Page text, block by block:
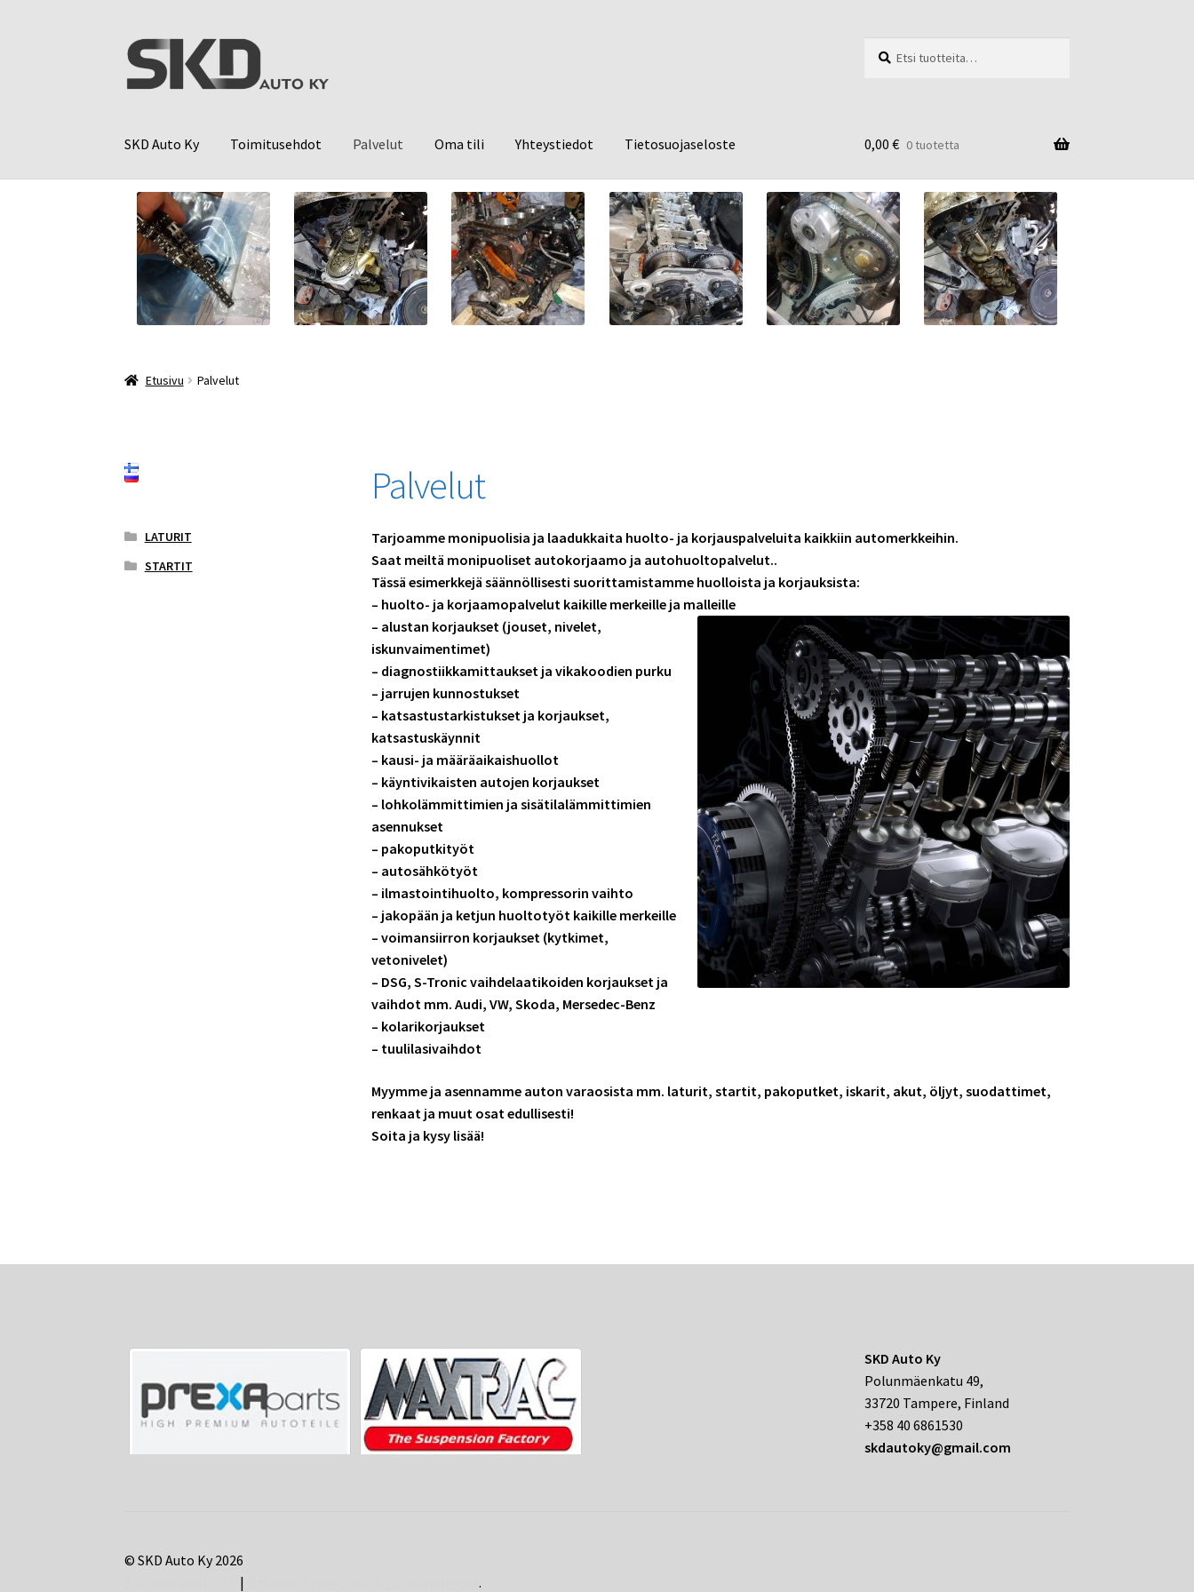
Siirry
navigointiin
Siirry
sisältöön
SKD Auto Ky Toimitusehdot Palvelut Oma tili Yhteystiedot Tietosuojaseloste 0,00 € 0 tuotetta
Etusivu Palvelut
Palvelut
Tarjoamme monipuolisia ja laadukkaita huolto- ja korjauspalveluita kaikkiin automerkkeihin.
Saat meiltä monipuoliset autokorjaamo ja autohuoltopalvelut..
Tässä esimerkkejä säännöllisesti suorittamistamme huolloista ja korjauksista:
– huolto- ja korjaamopalvelut kaikille merkeille ja malleille
– alustan korjaukset (jouset, nivelet,
iskunvaimentimet)
– diagnostiikkamittaukset ja vikakoodien purku
– jarrujen kunnostukset
– katsastustarkistukset ja korjaukset,
katsastuskäynnit
– kausi- ja määräaikaishuollot
– käyntivikaisten autojen korjaukset
– lohkolämmittimien ja sisätilalämmittimien
asennukset
– pakoputkityöt
– autosähkötyöt
– ilmastointihuolto, kompressorin vaihto
– jakopään ja ketjun huoltotyöt kaikille merkeille
– voimansiirron korjaukset (kytkimet,
vetonivelet)
– DSG, S-Tronic vaihdelaatikoiden korjaukset ja
vaihdot mm. Audi, VW, Skoda, Mersedec-Benz
– kolarikorjaukset
– tuulilasivaihdot
Myymme ja asennamme auton varaosista mm. laturit, startit, pakoputket, iskarit, akut, öljyt, suodattimet,
renkaat ja muut osat edullisesti!
Soita ja kysy lisää!
LATURIT
STARTIT
SKD Auto Ky
Polunmäenkatu 49,
33720 Tampere, Finland
+358 40 6861530
skdautoky@gmail.com
© SKD Auto Ky 2026
Rakenne Storefront & WooCommerce.